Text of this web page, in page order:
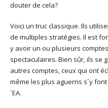
douter de cela?
Voici un truc classique. Ils
de multiples stratégies. Il est
y avoir un ou plusieurs
spectaculaires. Bien sûr, ils se
autres comptes, ceux qui ont
même les plus aguerris s´y
´EA.